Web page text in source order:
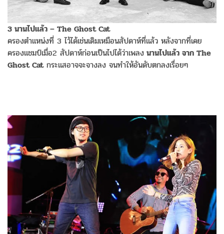
3 นานไปแล้ว – The Ghost Cat
ครองตำแหน่งที่ 3 ไว้ได้เช่นเดิมเหมือนสัปดาห์ที่แล้ว หลังจากที่เคย
ครองแชมป์เมื่อ2 สัปดาห์ก่อนเป็นไปได้ว่าเพลง นานไปแล้ว จาก The
Ghost Catกระแสอาจจะจางลง จนทำให้อันดับตกลงเรื่อยๆ